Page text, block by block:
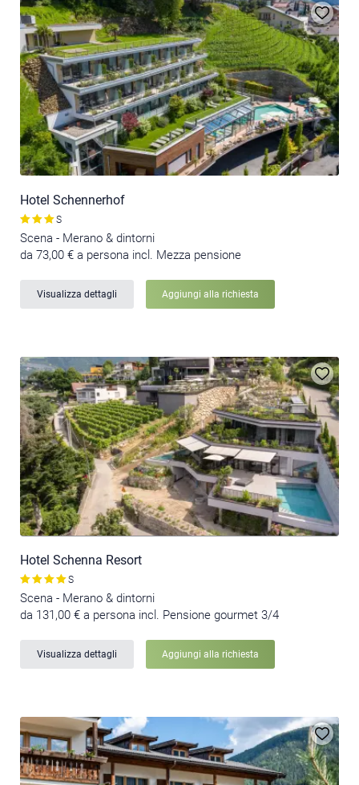
Hotel Schennerhof
S
Scena - Merano & dintorni
da 73,00 € a persona incl. Mezza pensione
Visualizza dettagli Aggiungi alla richiesta
Hotel Schenna Resort
S
Scena - Merano & dintorni
da 131,00 € a persona incl. Pensione gourmet 3/4
Visualizza dettagli Aggiungi alla richiesta